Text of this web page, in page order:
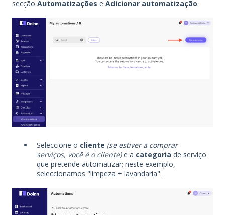
secção Automatizações e Adicionar automatização.
Seleccione o cliente (se estiver a comprar
serviços, você é o cliente)e a categoria de serviço
que pretende automatizar; neste exemplo,
seleccionamos "limpeza + lavandaria".